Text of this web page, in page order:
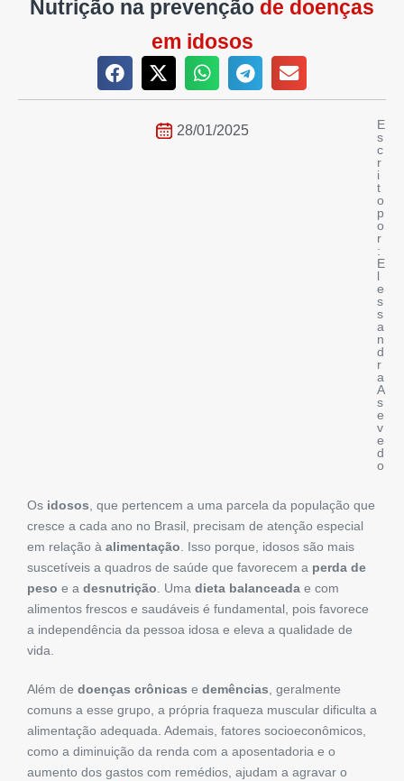
Nutrição na prevenção de doenças
em idosos
28/01/2025
E
s
c
r
i
t
o
p
o
r
:
E
l
e
s
s
a
n
d
r
a
A
s
e
v
e
d
o
Os idosos, que pertencem a uma parcela da população que
cresce a cada ano no Brasil, precisam de atenção especial
em relação à alimentação. Isso porque, idosos são mais
suscetíveis a quadros de saúde que favorecem a perda de
peso e a desnutrição. Uma dieta balanceada e com
alimentos frescos e saudáveis é fundamental, pois favorece
a independência da pessoa idosa e eleva a qualidade de
vida.
Além de doenças crônicas e demências, geralmente
comuns a esse grupo, a própria fraqueza muscular dificulta a
alimentação adequada. Ademais, fatores socioeconômicos,
como a diminuição da renda com a aposentadoria e o
aumento dos gastos com remédios, ajudam a agravar o